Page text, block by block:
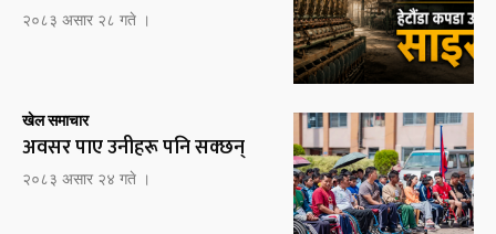
२०८३ असार २८ गते ।
खेल समाचार
अवसर पाए उनीहरू पनि सक्छन्
२०८३ असार २४ गते ।